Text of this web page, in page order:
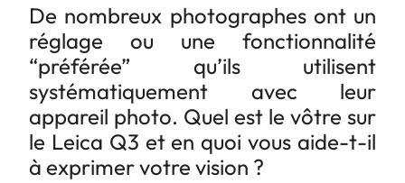
De nombreux photographes ont un
réglage ou une fonctionnalité
“préférée” qu’ils utilisent
systématiquement avec leur
appareil photo. Quel est le vôtre sur
le Leica Q3 et en quoi vous aide-t-il
à exprimer votre vision ?